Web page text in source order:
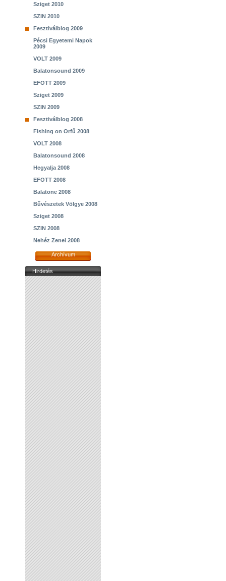
Sziget 2010
SZIN 2010
Fesztiválblog 2009
Pécsi Egyetemi Napok
2009
VOLT 2009
Balatonsound 2009
EFOTT 2009
Sziget 2009
SZIN 2009
Fesztiválblog 2008
Fishing on Orfű 2008
VOLT 2008
Balatonsound 2008
Hegyalja 2008
EFOTT 2008
Balatone 2008
Bűvészetek Völgye 2008
Sziget 2008
SZIN 2008
Nehéz Zenei 2008
Archívum
Hirdetés